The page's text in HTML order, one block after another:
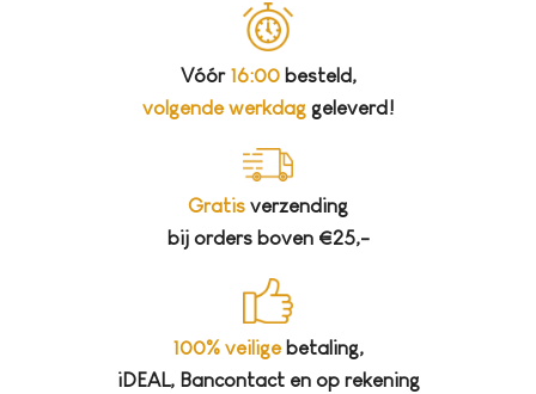
Vóór 16:00besteld,
volgende werkdaggeleverd!
Gratis verzending
bij orders boven €25,-
100% veiligebetaling,
iDEAL, Bancontact en op rekening